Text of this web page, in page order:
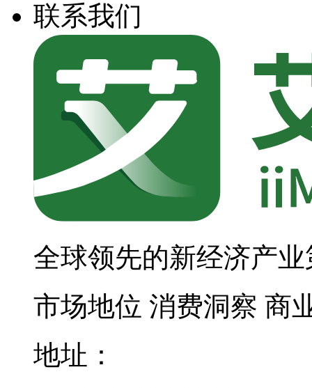
联系我们
全球领先的新经济产
市场地位 消费洞察 商
地址：